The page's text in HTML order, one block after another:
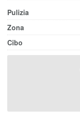
Pulizia
Zona
Cibo